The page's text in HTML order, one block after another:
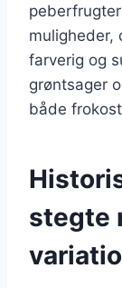
muligheder,
farverig og
grøntsager
både
stegte